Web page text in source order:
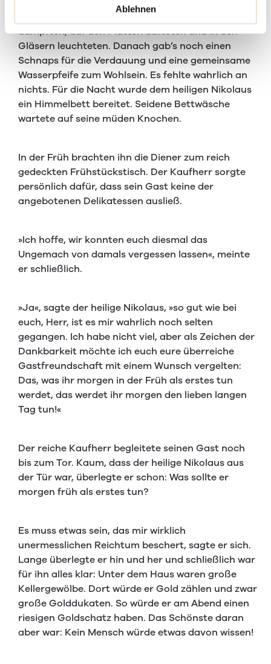
Ablehnen
all den Köstlichkeiten, die da in den Schüsseln
dampften, auf den Platten dufteten und in den
Gläsern leuchteten. Danach gab’s noch einen
Schnaps für die Verdauung und eine gemeinsame
Wasserpfeife zum Wohlsein. Es fehlte wahrlich an
nichts. Für die Nacht wurde dem heiligen Nikolaus
ein Himmelbett bereitet. Seidene Bettwäsche
wartete auf seine müden Knochen.
In der Früh brachten ihn die Diener zum reich
gedeckten Frühstückstisch. Der Kaufherr sorgte
persönlich dafür, dass sein Gast keine der
angebotenen Delikatessen ausließ.
»Ich hoffe, wir konnten euch diesmal das
Ungemach von damals vergessen lassen«, meinte
er schließlich.
»Ja«, sagte der heilige Nikolaus, »so gut wie bei
euch, Herr, ist es mir wahrlich noch selten
gegangen. Ich habe nicht viel, aber als Zeichen der
Dankbarkeit möchte ich euch eure überreiche
Gastfreundschaft mit einem Wunsch vergelten:
Das, was ihr morgen in der Früh als erstes tun
werdet, das werdet ihr morgen den lieben langen
Tag tun!«
Der reiche Kaufherr begleitete seinen Gast noch
bis zum Tor. Kaum, dass der heilige Nikolaus aus
der Tür war, überlegte er schon: Was sollte er
morgen früh als erstes tun?
Es muss etwas sein, das mir wirklich
unermesslichen Reichtum beschert, sagte er sich.
Lange überlegte er hin und her und schließlich war
für ihn alles klar: Unter dem Haus waren große
Kellergewölbe. Dort würde er Gold zählen und zwar
große Golddukaten. So würde er am Abend einen
riesigen Goldschatz haben. Das Schönste daran
aber war: Kein Mensch würde etwas davon wissen!